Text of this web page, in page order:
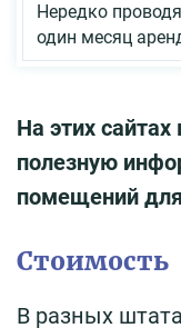
Нередко
один месяц
На этих
полезную
помещений
Стоимость
В разных